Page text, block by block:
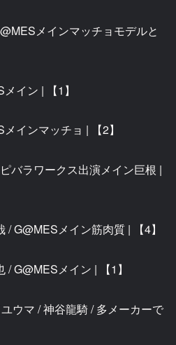
メインマッチョモデルと
イン | 【1】
インマッチョ | 【2】
バラワークス出演メイン巨根 |
/ G@MESメイン筋肉質 | 【4】
/ G@MESメイン | 【1】
ウマ / 神谷龍騎 / 多メーカーで